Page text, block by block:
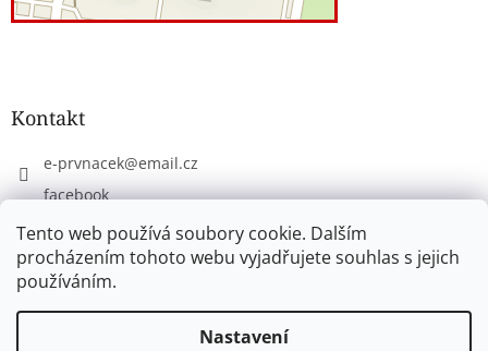
Tento web používá soubory cookie. Dalším
procházením tohoto webu vyjadřujete souhlas s jejich
používáním.
Nastavení
Kontakt
e-prvnacek@email.cz
facebook
eprvnacek